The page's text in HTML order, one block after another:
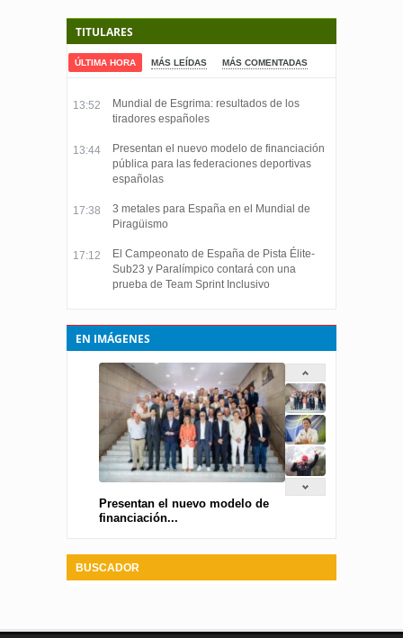
TITULARES
ÚLTIMA HORA MÁS LEÍDAS MÁS COMENTADAS
13:52
Mundial de Esgrima: resultados de los
tiradores españoles
13:44
Presentan el nuevo modelo de financiación
pública para las federaciones deportivas
españolas
17:38
3 metales para España en el Mundial de
Piragüismo
17:12
El Campeonato de España de Pista Élite-
Sub23 y Paralímpico contará con una
prueba de Team Sprint Inclusivo
EN IMÁGENES
Presentan el nuevo modelo de
financiación...
BUSCADOR